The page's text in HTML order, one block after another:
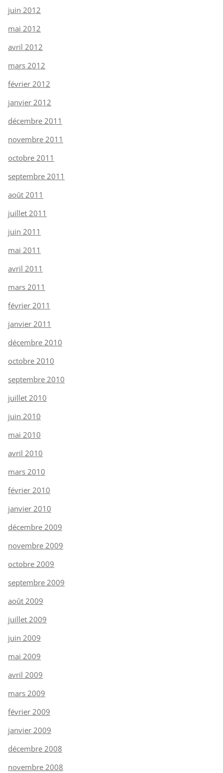
juin 2012
mai 2012
avril 2012
mars 2012
février 2012
janvier 2012
décembre 2011
novembre 2011
octobre 2011
septembre 2011
août 2011
juillet 2011
juin 2011
mai 2011
avril 2011
mars 2011
février 2011
janvier 2011
décembre 2010
octobre 2010
septembre 2010
juillet 2010
juin 2010
mai 2010
avril 2010
mars 2010
février 2010
janvier 2010
décembre 2009
novembre 2009
octobre 2009
septembre 2009
août 2009
juillet 2009
juin 2009
mai 2009
avril 2009
mars 2009
février 2009
janvier 2009
décembre 2008
novembre 2008